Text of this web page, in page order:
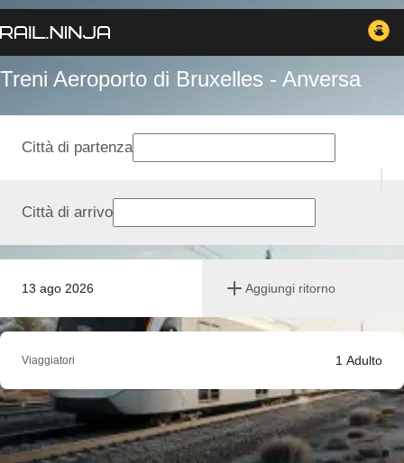
Treni Aeroporto di Bruxelles - Anversa
13 ago 2026 Aggiungi ritorno
Città di partenza
Città di arrivo
Viaggiatori 1 Adulto